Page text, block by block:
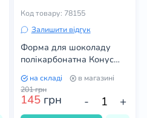
Код товару: 78155
Залишити відгук
Форма для шоколаду
полікарбонатна Конус
на складі
в магазині
201грн
145 грн - +